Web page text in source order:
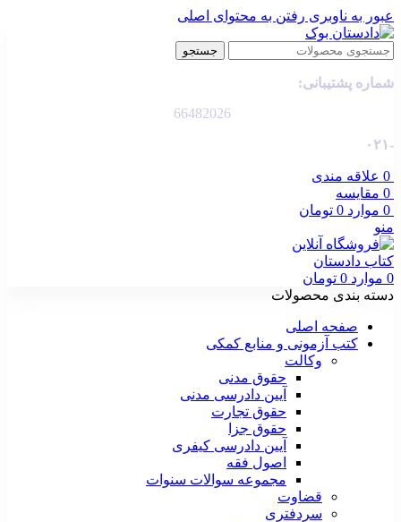
عبور به ناوبری رفتن به محتوای اصلی
جستجو
شماره پشتیبانی:
66482026
-۰۲۱
0 علاقه مندی
0 مقایسه
0 موارد 0 تومان
منو
0 موارد 0 تومان
دسته بندی محصولات
صفحه اصلی
کتب آزمونی و منابع کمکی
وکالت
حقوق مدنی
آیین دادرسی مدنی
حقوق تجارت
حقوق جزا
آیین دادرسی کیفری
اصول فقه
مجموعه سوالات سنوات
قضاوت
سردفتری